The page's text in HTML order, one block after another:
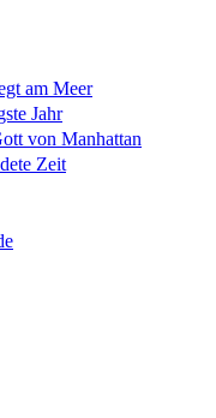
am Meer
Jahr
von Manhattan
Zeit